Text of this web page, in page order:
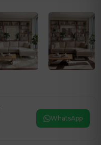
WhatsApp